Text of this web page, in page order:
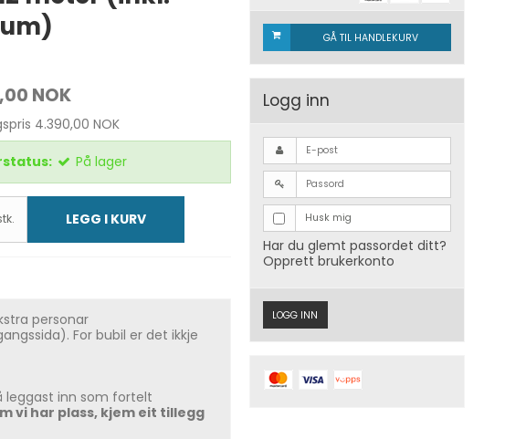
NOK
4.390,00 NOK
På lager
LEGG I KURV
personar
For bubil er det ikkje
leggast inn som fortelt
vi har plass, kjem eit tillegg
GÅ TIL HANDLEKURV
Logg inn
Husk mig
Har du glemt passordet ditt?
Opprett brukerkonto
LOGG INN